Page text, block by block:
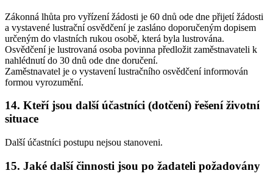
Zákonná lhůta pro vyřízení žádosti je 60 dnů ode dne přijetí žádosti
a vystavené lustrační osvědčení je zasláno doporučeným dopisem
určeným do vlastních rukou osobě, která byla lustrována.
Osvědčení je lustrovaná osoba povinna předložit zaměstnavateli k
nahlédnutí do 30 dnů ode dne doručení.
Zaměstnavatel je o vystavení lustračního osvědčení informován
formou vyrozumění.
14. Kteří jsou další účastníci (dotčení) řešení životní
situace
Další účastníci postupu nejsou stanoveni.
15. Jaké další činnosti jsou po žadateli požadovány